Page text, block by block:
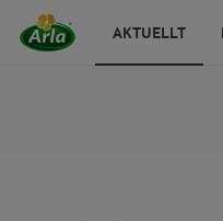
AKTUELLT